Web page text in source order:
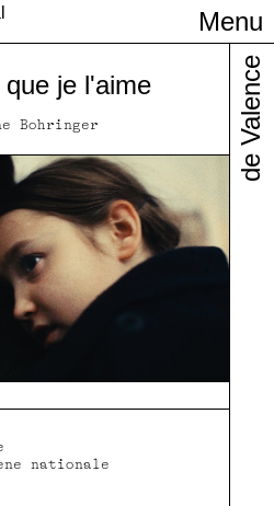
Menu
pratiques
que je l'aime
Bohringer
nationale
de Valence